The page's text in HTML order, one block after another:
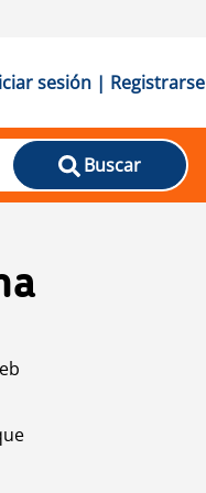
sesión | Registrarse
Buscar